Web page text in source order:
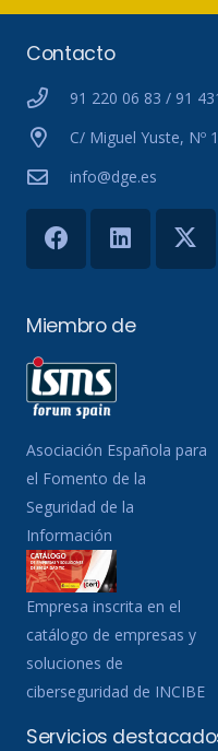
Contacto
91 220 06 83 / 91
C/ Miguel Yuste, Nº
info@dge.es
Miembro de
Asociación Española para
el Fomento de la
Seguridad de la
Información
Empresa inscrita en el
catálogo de empresas y
soluciones de
ciberseguridad de INCIBE
Servicios